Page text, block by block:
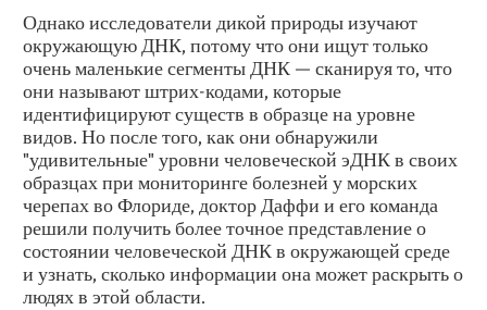
Однако исследователи дикой природы изучают
окружающую ДНК, потому что они ищут только
очень маленькие сегменты ДНК — сканируя то, что
они называют штрих-кодами, которые
идентифицируют существ в образце на уровне
видов. Но после того, как они обнаружили
"удивительные" уровни человеческой эДНК в своих
образцах при мониторинге болезней у морских
черепах во Флориде, доктор Даффи и его команда
решили получить более точное представление о
состоянии человеческой ДНК в окружающей среде
и узнать, сколько информации она может раскрыть о
людях в этой области.